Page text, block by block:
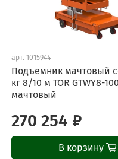
арт.1015944
Подъемник мачтовый
кг 8/10 м TOR GTWY8-
мачтовый
270 254 ₽
В корзину